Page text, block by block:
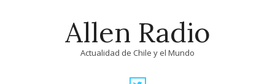
Allen Radio
Actualidad de Chile y el Mundo